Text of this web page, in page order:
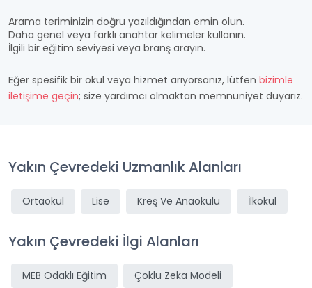
Arama teriminizin doğru yazıldığından emin olun.
Daha genel veya farklı anahtar kelimeler kullanın.
İlgili bir eğitim seviyesi veya branş arayın.
Eğer spesifik bir okul veya hizmet arıyorsanız, lütfen bizimle
iletişime geçin; size yardımcı olmaktan memnuniyet duyarız.
Yakın Çevredeki Uzmanlık Alanları
Ortaokul Lise Kreş Ve Anaokulu İlkokul
Yakın Çevredeki İlgi Alanları
MEB Odaklı Eğitim Çoklu Zeka Modeli